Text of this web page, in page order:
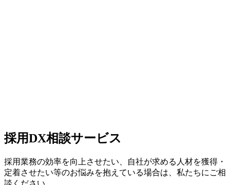
採用DX相談サービス
採用業務の効率を向上させたい、自社が求める人材を獲得・
定着させたい等のお悩みを抱えている場合は、私たちにご相